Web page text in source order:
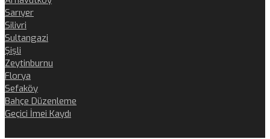
Sarıyer
Silivri
Sultangazi
Şişli
Zeytinburnu
Florya
Sefaköy
Bahçe Düzenleme
Geçici İmei Kaydı